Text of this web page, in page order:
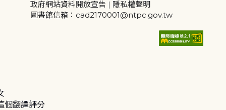
政府網站資料開放宣告 | 隱私權聲明
圖書館信箱：cad2170001@ntpc.gov.tw
個翻譯評分